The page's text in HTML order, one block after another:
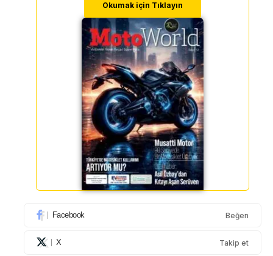
Okumak için Tıklayın
Facebook Beğen
X Takip et